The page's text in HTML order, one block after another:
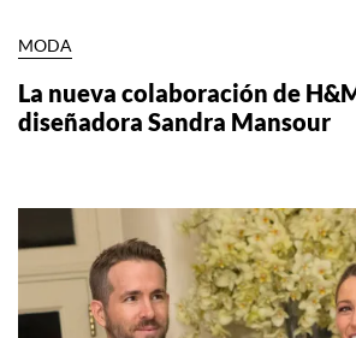
MODA
La nueva colaboración de
diseñadora Sandra Mansour